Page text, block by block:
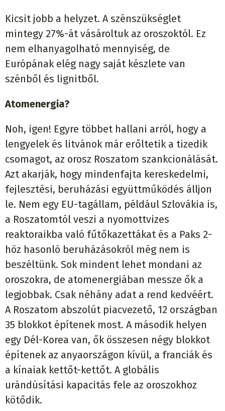
Kicsit jobb a helyzet. A szénszükséglet
mintegy 27%-át vásároltuk az oroszoktól. Ez
nem elhanyagolható mennyiség, de
Európának elég nagy saját készlete van
szénből és lignitből.
Atomenergia?
Noh, igen! Egyre többet hallani arról, hogy a
lengyelek és litvánok már erőltetik a tizedik
csomagot, az orosz Roszatom szankcionálását.
Azt akarják, hogy mindenfajta kereskedelmi,
fejlesztési, beruházási együttműködés álljon
le. Nem egy EU-tagállam, például Szlovákia is,
a Roszatomtól veszi a nyomottvizes
reaktoraikba való fűtőkazettákat és a Paks 2-
höz hasonló beruházásokról még nem is
beszéltünk. Sok mindent lehet mondani az
oroszokra, de atomenergiában messze ők a
legjobbak. Csak néhány adat a rend kedvéért.
A Roszatom abszolút piacvezető, 12 országban
35 blokkot építenek most. A második helyen
egy Dél-Korea van, ők összesen négy blokkot
építenek az anyaországon kívül, a franciák és
a kínaiak kettőt-kettőt. A globális
urándúsítási kapacitás fele az oroszokhoz
kötődik.